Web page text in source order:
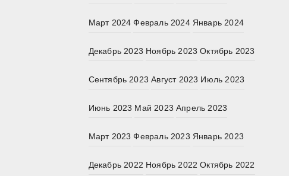
Март 2024 Февраль 2024 Январь 2024
Декабрь 2023 Ноябрь 2023 Октябрь 2023
Сентябрь 2023 Август 2023 Июль 2023
Июнь 2023 Май 2023 Апрель 2023
Март 2023 Февраль 2023 Январь 2023
Декабрь 2022 Ноябрь 2022 Октябрь 2022